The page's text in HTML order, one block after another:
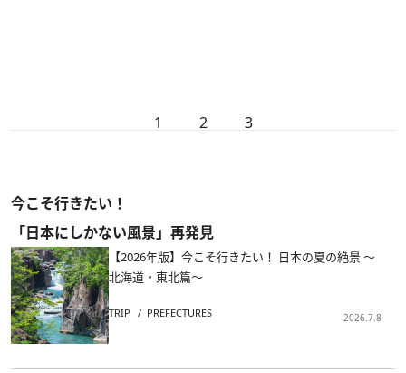
1 2 3
今こそ行きたい！
「日本にしかない風景」再発見
【2026年版】今こそ行きたい！ 日本の夏の絶景 ～
北海道・東北篇～
TRIP PREFECTURES 2026.7.8